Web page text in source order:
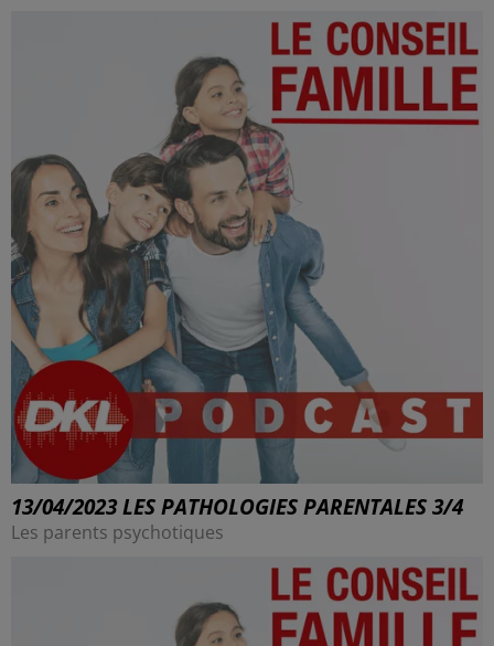
13/04/2023 LES PATHOLOGIES PARENTALES 3/4
Les parents psychotiques